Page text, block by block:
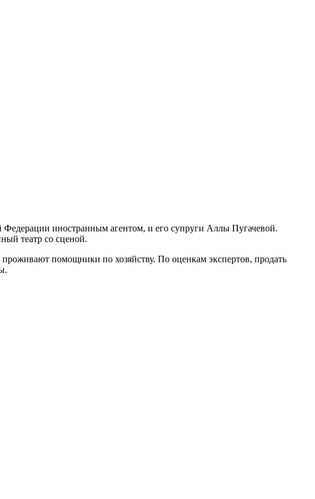
Федерации иностранным агентом, и его супруги Аллы Пугачевой.
театр со сценой.
помощники по хозяйству. По оценкам экспертов, продать